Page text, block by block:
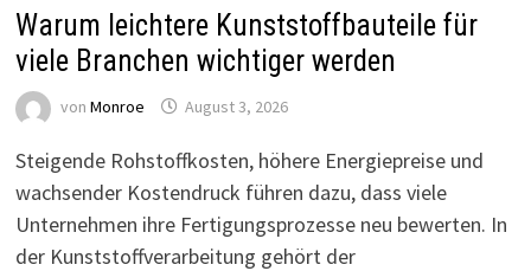
Warum leichtere Kunststoffbauteile für
viele Branchen wichtiger werden
von Monroe August 3, 2026
Steigende Rohstoffkosten, höhere Energiepreise und
wachsender Kostendruck führen dazu, dass viele
Unternehmen ihre Fertigungsprozesse neu bewerten. In
der Kunststoffverarbeitung gehört der